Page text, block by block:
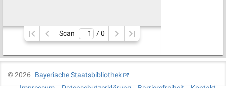
Scan / 0
©2026
Bayerische Staatsbibliothek